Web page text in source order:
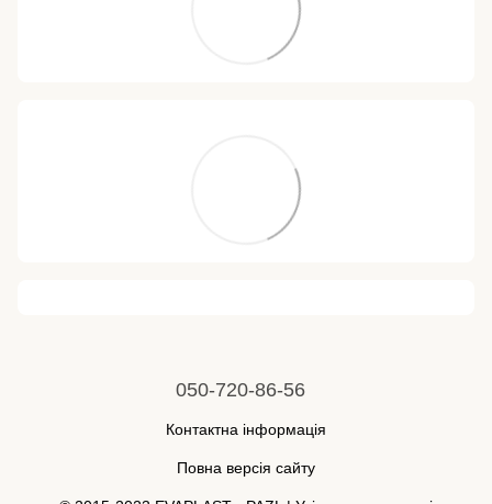
050-720-86-56
Контактна інформація
Повна версія сайту